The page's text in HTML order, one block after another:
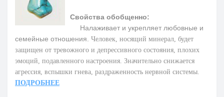
Свойства обобщенно:
Налаживает и укрепляет любовные и
семейные отношения. Человек, носящий минерал, будет
защищен от тревожного и депрессивного состояния, плохих
эмоций, подавленного настроения. Значительно снижается
агрессия, вспышки гнева, раздраженность нервной системы.
ПОДРОБНЕЕ